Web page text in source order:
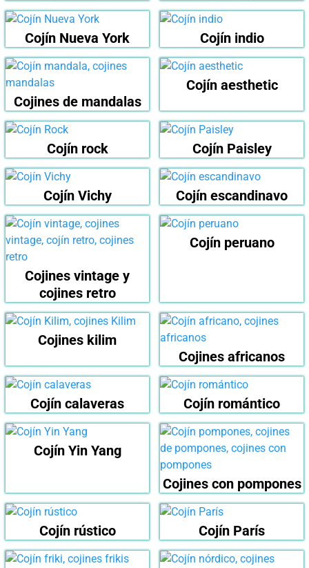
Cojín Nueva York Cojín indio
Cojines de mandalas
Cojín aesthetic
Cojín rock Cojín Paisley
Cojín Vichy Cojín escandinavo
Cojines vintage y
cojines retro
Cojín peruano
Cojines kilim
Cojines africanos
Cojín calaveras Cojín romántico
Cojín Yin Yang
Cojines con pompones
Cojín rústico Cojín París